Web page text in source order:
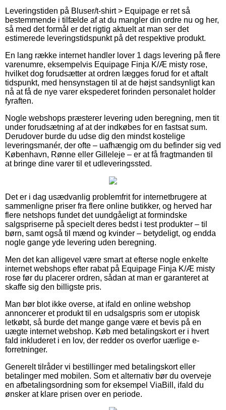
Leveringstiden på Bluser/t-shirt > Equipage er ret så
bestemmende i tilfælde af at du mangler din ordre nu og her,
så med det formål er det rigtig aktuelt at man ser det
estimerede leveringstidspunkt på det respektive produkt.
En lang række internet handler lover 1 dags levering på flere
varenumre, eksempelvis Equipage Finja K/Æ misty rose,
hvilket dog forudsætter at ordren lægges forud for et aftalt
tidspunkt, med hensynstagen til at de højst sandsynligt kan
nå at få de nye varer ekspederet forinden personalet holder
fyraften.
Nogle webshops præsterer levering uden beregning, men tit
under forudsætning af at der indkøbes for en fastsat sum.
Derudover burde du udse dig den mindst kostelige
leveringsmanér, der ofte – uafhængig om du befinder sig ved
København, Rønne eller Gilleleje – er at få fragtmanden til
at bringe dine varer til et udleveringssted.
Det er i dag usædvanlig problemfrit for internetbrugere at
sammenligne priser fra flere online butikker, og herved har
flere netshops fundet det uundgåeligt at formindske
salgspriserne på specielt deres bedst i test produkter – til
børn, samt også til mænd og kvinder – betydeligt, og endda
nogle gange yde levering uden beregning.
Men det kan alligevel være smart at efterse nogle enkelte
internet webshops efter rabat på Equipage Finja K/Æ misty
rose før du placerer ordren, sådan at man er garanteret at
skaffe sig den billigste pris.
Man bør blot ikke overse, at ifald en online webshop
annoncerer et produkt til en udsalgspris som er utopisk
letkøbt, så burde det mange gange være et bevis på en
uægte internet webshop. Køb med betalingskort er i hvert
fald inkluderet i en lov, der redder os overfor uærlige e-
forretninger.
Generelt tilråder vi bestillinger med betalingskort eller
betalinger med mobilen. Som et alternativ bør du overveje
en afbetalingsordning som for eksempel ViaBill, ifald du
ønsker at klare prisen over en periode.